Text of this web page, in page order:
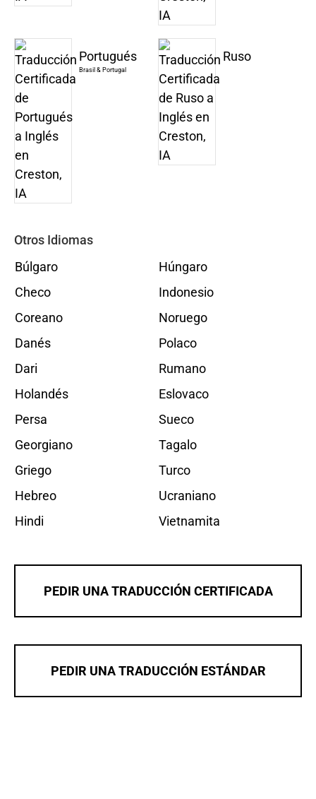
Portugués
Brasil & Portugal
Ruso
Otros Idiomas
Búlgaro
Checo
Coreano
Danés
Dari
Holandés
Persa
Georgiano
Griego
Hebreo
Hindi
Húngaro
Indonesio
Noruego
Polaco
Rumano
Eslovaco
Sueco
Tagalo
Turco
Ucraniano
Vietnamita
PEDIR UNA TRADUCCIÓN CERTIFICADA
PEDIR UNA TRADUCCIÓN ESTÁNDAR